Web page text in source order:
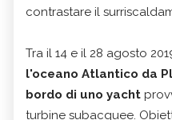
contrastare il
Tra il 14 e il 28 agosto
l'oceano Atlantico da
bordo di uno yacht
turbine subacquee.